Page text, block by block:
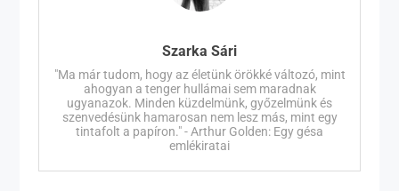
Szarka Sári
"Ma már tudom, hogy az életünk örökké változó, mint
ahogyan a tenger hullámai sem maradnak
ugyanazok. Minden küzdelmünk, győzelmünk és
szenvedésünk hamarosan nem lesz más, mint egy
tintafolt a papíron." - Arthur Golden: Egy gésa
emlékiratai